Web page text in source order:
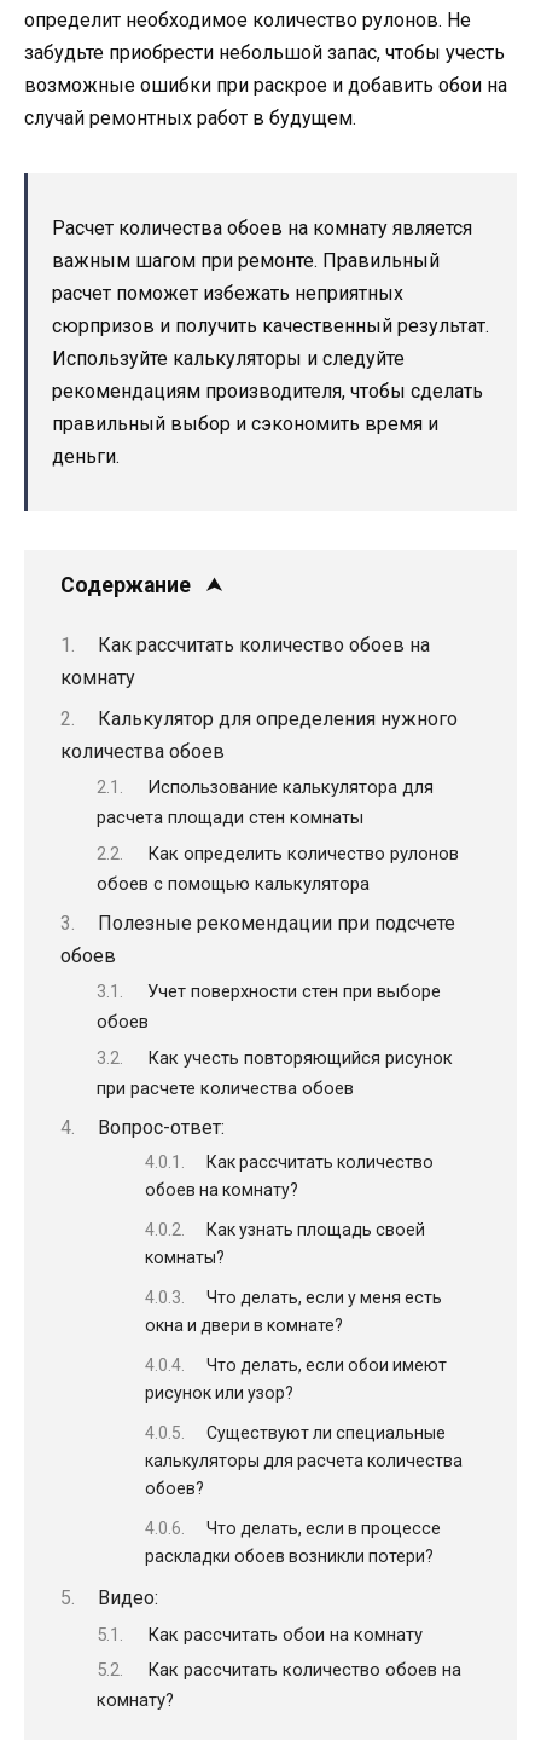
определит необходимое количество рулонов. Не
забудьте приобрести небольшой запас, чтобы учесть
возможные ошибки при раскрое и добавить обои на
случай ремонтных работ в будущем.
Расчет количества обоев на комнату является
важным шагом при ремонте. Правильный
расчет поможет избежать неприятных
сюрпризов и получить качественный результат.
Используйте калькуляторы и следуйте
рекомендациям производителя, чтобы сделать
правильный выбор и сэкономить время и
деньги.
Содержание
Как рассчитать количество обоев на
комнату
Калькулятор для определения нужного
количества обоев
Использование калькулятора для
расчета площади стен комнаты
Как определить количество рулонов
обоев с помощью калькулятора
Полезные рекомендации при подсчете
обоев
Учет поверхности стен при выборе
обоев
Как учесть повторяющийся рисунок
при расчете количества обоев
Вопрос-ответ:
Как рассчитать количество
обоев на комнату?
Как узнать площадь своей
комнаты?
Что делать, если у меня есть
окна и двери в комнате?
Что делать, если обои имеют
рисунок или узор?
Существуют ли специальные
калькуляторы для расчета количества
обоев?
Что делать, если в процессе
раскладки обоев возникли потери?
Видео:
Как рассчитать обои на комнату
Как рассчитать количество обоев на
комнату?